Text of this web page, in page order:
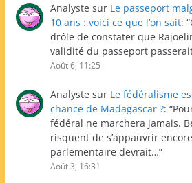
Analyste sur Le passeport
10 ans : voici ce que l’on sait: “
drôle de constater que
validité du passeport
Août 6, 11:25
Analyste sur Le fédéralisme
chance de Madagascar ?: “
fédéral ne marchera jamais.
risquent de s’appauvrir
parlementaire devrait…”
Août 3, 16:31